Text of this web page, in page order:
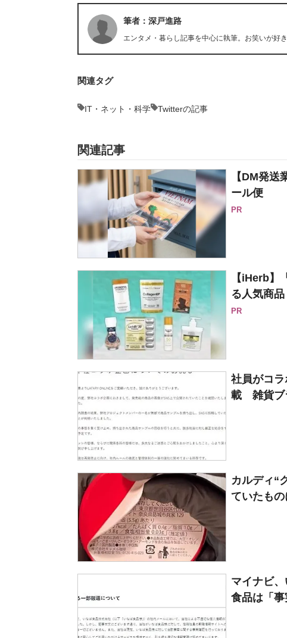
筆者：深戸進路
エンタメ・暮らし記事を中心に執筆。お笑いが好
関連タグ
IT・ネット・科学 Twitterの記事
関連記事
【DM発
ール便
PR
【iHerb】
る人気商品
PR
社員がコ
載 雑貨ブ
カルディ“
ていたも
マイナビ
食品は「